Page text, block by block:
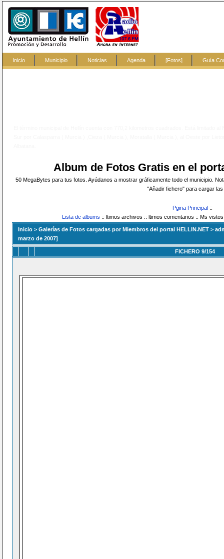
Inicio Municipio Noticias Agenda [Fotos] Guía
Album de Fotos Gratis en el
50 MegaBytes para tus fotos. Ayúdanos a mostrar gráficamente todo el municipio.
"Añadir fichero" para cargar
Pgina Principal ::
Lista de albums :: ltimos archivos :: ltimos comentarios :: Ms
Inicio > Galerías de Fotos cargadas por Miembros del portal HELLIN.NET >
marzo de 2007]
FICHERO 9/154